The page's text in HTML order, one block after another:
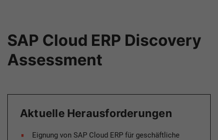
SAP Cloud ERP Discovery
Assessment
Aktuelle Herausforderungen
Eignung von SAP Cloud ERP für geschäftliche